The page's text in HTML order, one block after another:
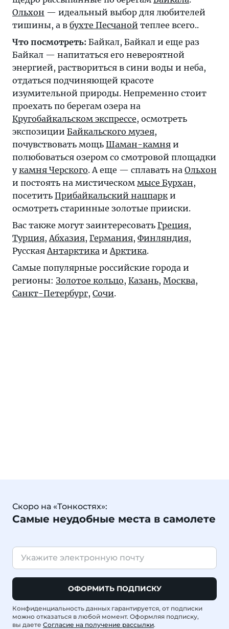
Ольхон — идеальный выбор для любителей
тишины, а в бухте Песчаной теплее всего..
Что посмотреть: Байкал, Байкал и еще раз
Байкал — напитаться его невероятной
энергией, раствориться в сини воды и неба,
отдаться подчиняющей красоте
изумительной природы. Непременно стоит
проехать по берегам озера на
Кругобайкальском экспрессе, осмотреть
экспозиции Байкальского музея,
почувствовать мощь Шаман-камня и
полюбоваться озером со смотровой площадки
укамня Черского. А еще — сплавать на Ольхон
и постоять на мистическом мысе Бурхан,
посетить Прибайкальский нацпарк и
осмотреть старинные золотые прииски.
Вас также могут заинтересовать Греция,
Турция, Абхазия, Германия, Финляндия,
Русская Антарктика и Арктика.
Самые популярные российские города и
регионы: Золотое кольцо, Казань, Москва,
Санкт-Петербург, Сочи.
Скоро на «Тонкостях»:
Самые неудобные места в самолете
ОФОРМИТЬ ПОДПИСКУ
Конфиденциальность данных гарантируется, от подписки
можно отказаться в любой момент. Оформляя подписку,
вы даете Согласие на получение рассылки.